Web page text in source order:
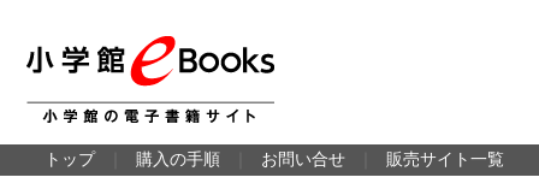
トップ 購入の手順 お問い合せ 販売サイト一覧